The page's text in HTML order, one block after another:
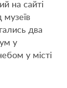
на сайті
музеїв
два
у
у місті